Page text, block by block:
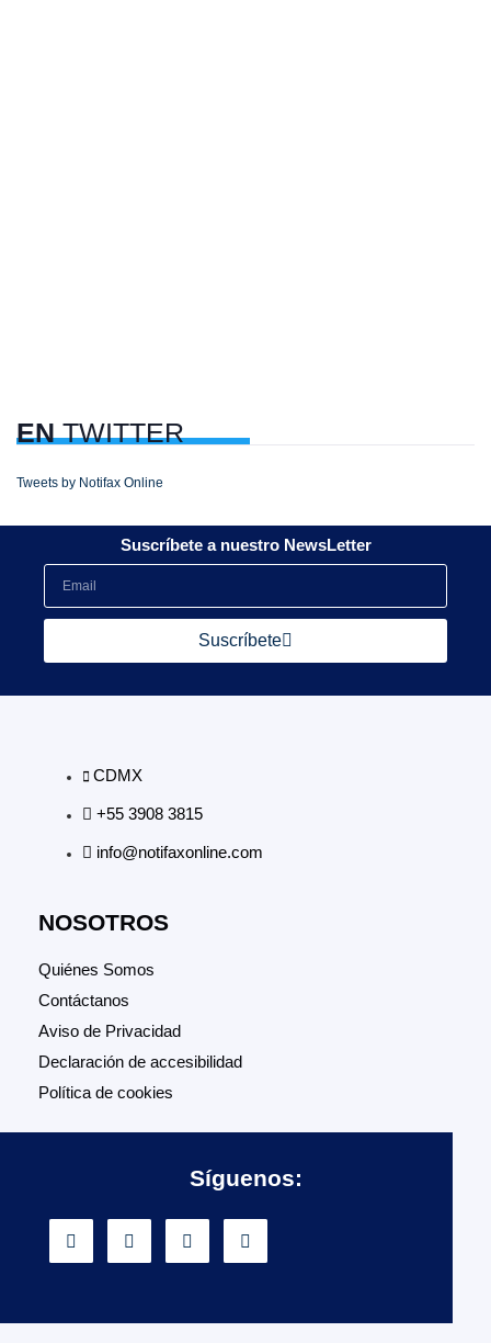
ENTWITTER
Tweets by Notifax Online
Suscríbete a nuestro NewsLetter
Suscríbete
CDMX
+55 3908 3815
info@notifaxonline.com
NOSOTROS
Quiénes Somos
Contáctanos
Aviso de Privacidad
Declaración de accesibilidad
Política de cookies
Síguenos: